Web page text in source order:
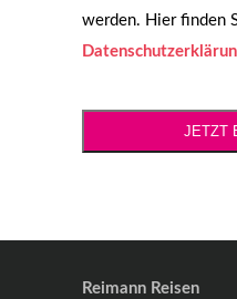
werden. Hier finden
JETZT
Reimann Reisen